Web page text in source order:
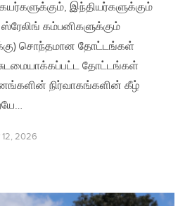
இந்தியர்களுக்கும்
கம்பனிகளுக்கும்
சொந்தமான தோட்டங்கள்
தோட்டங்கள்
நிர்வாகங்களின் கீழ்
12, 2026